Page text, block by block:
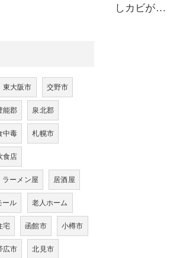
しカビが…
東大阪市 交野市
能郡 泉北郡
中毒 札幌市
食店
ラーメン屋 居酒屋
ール 老人ホーム
宅 函館市 小樽市
広市 北見市